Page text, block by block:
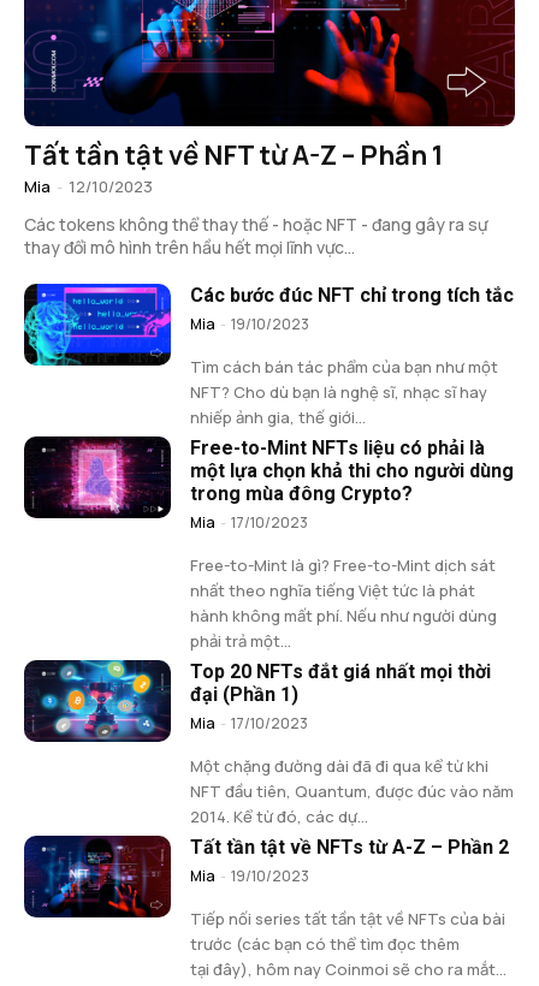
Tất tần tật về NFT từ A-Z – Phần 1
Mia - 12/10/2023
Các tokens không thể thay thế - hoặc NFT - đang gây ra sự
thay đổi mô hình trên hầu hết mọi lĩnh vực...
Các bước đúc NFT chỉ trong tích tắc
Mia - 19/10/2023
Tìm cách bán tác phẩm của bạn như một
NFT? Cho dù bạn là nghệ sĩ, nhạc sĩ hay
nhiếp ảnh gia, thế giới...
Free-to-Mint NFTs liệu có phải là
một lựa chọn khả thi cho người dùng
trong mùa đông Crypto?
Mia - 17/10/2023
Free-to-Mint là gì? Free-to-Mint dịch sát
nhất theo nghĩa tiếng Việt tức là phát
hành không mất phí. Nếu như người dùng
phải trả một...
Top 20 NFTs đắt giá nhất mọi thời
đại (Phần 1)
Mia - 17/10/2023
Một chặng đường dài đã đi qua kể từ khi
NFT đầu tiên, Quantum, được đúc vào năm
2014. Kể từ đó, các dự...
Tất tần tật về NFTs từ A-Z – Phần 2
Mia - 19/10/2023
Tiếp nối series tất tần tật về NFTs của bài
trước (các bạn có thể tìm đọc thêm
tại đây), hôm nay Coinmoi sẽ cho ra mắt...